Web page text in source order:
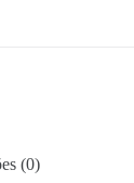
(0)